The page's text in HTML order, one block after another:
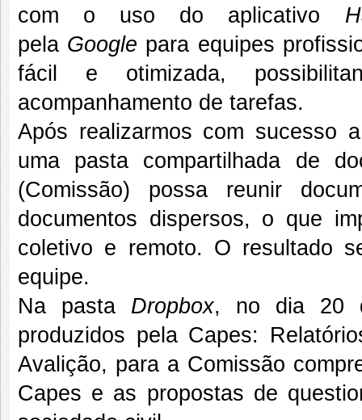
com o uso do aplicativo
pela Google para equipes
fácil e otimizada,
acompanhamento de tarefas.
Após realizarmos com sucesso
uma pasta compartilhada de
(Comissão) possa reunir
documentos dispersos, o que
coletivo e remoto. O resultado
equipe.
Na pasta Dropbox, no dia 20
produzidos pela Capes:
Avalição, para a Comissão
Capes e as propostas de